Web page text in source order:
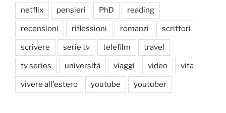
netflix pensieri PhD reading
recensioni riflessioni romanzi scrittori
scrivere serie tv telefilm travel
tv series università viaggi video vita
vivere all'estero youtube youtuber